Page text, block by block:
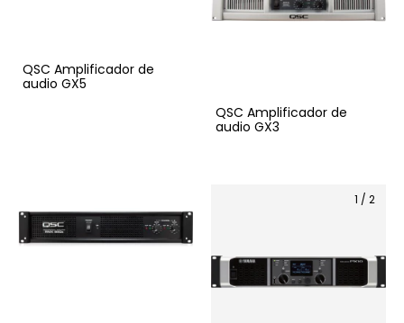
QSC Amplificador de
audio GX5
QSC Amplificador de
audio GX3
1 / 2